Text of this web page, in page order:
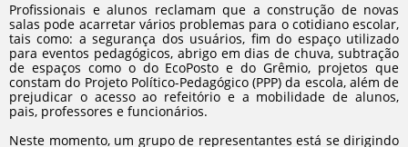
Profissionais e alunos reclamam que a construção de novas
salas pode acarretar vários problemas para o cotidiano escolar,
tais como: a segurança dos usuários, fim do espaço utilizado
para eventos pedagógicos, abrigo em dias de chuva, subtração
de espaços como o do EcoPosto e do Grêmio, projetos que
constam do Projeto Político-Pedagógico (PPP) da escola, além de
prejudicar o acesso ao refeitório e a mobilidade de alunos,
pais, professores e funcionários.
Neste momento, um grupo de representantes está se dirigindo